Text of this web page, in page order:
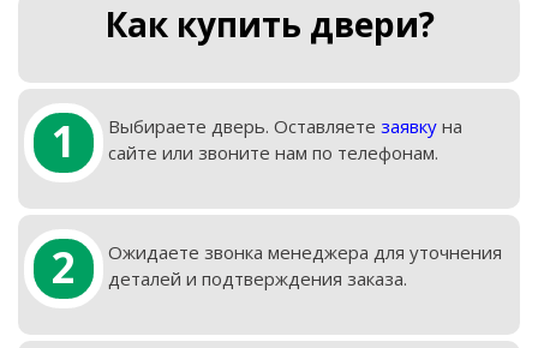
Как купить двери?
1 Выбираете дверь. Оставляете заявкуна
сайте или звоните нам по телефонам.
2
Ожидаете звонка менеджера для уточнения
деталей и подтверждения заказа.